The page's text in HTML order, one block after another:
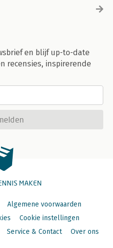
en blijf up-to-date
recensies, inspirerende
MAKEN
Algemene voorwaarden
Cookie instellingen
Service & Contact Over ons